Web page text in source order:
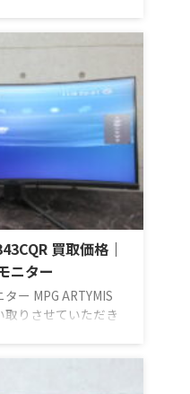
やその他サブ
リックスやアマゾ
ども視聴できるので
す。最近はあまり使
たので買取していた
いただきました。使
作も問題ない美品で
杯のお値段をつけさ
...
買取価格｜
ニター
ー MPG ARTYMIS
取りさせていただき
の個体です。動作
入力、映像出